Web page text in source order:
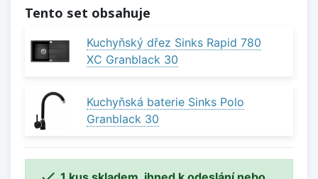
Tento set obsahuje
Kuchyňský dřez Sinks Rapid 780
XC Granblack 30
Kuchyňská baterie Sinks Polo
Granblack 30